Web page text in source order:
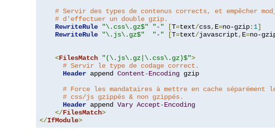
# Servir des types de contenus corrects, et empêcher
# d'effectuer un double gzip.
RewriteRule
"\.css\.gz$" "-" [T=text/css, E=no-gzip: 1]
RewriteRule
"\.js\.gz$" "-" [T=text/javascript, E=no-
<FilesMatch "(\.js\.gz|\.css\.gz)$">
# Servir le type de codage correct.
Header append Content-Encoding gzip
# Force les mandataires à mettre en cache
# css/js gzippés & non gzippés.
Header append Vary Accept-Encoding
</FilesMatch>
</IfModule>